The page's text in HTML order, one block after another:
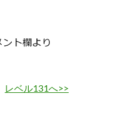
レベル131へ>>